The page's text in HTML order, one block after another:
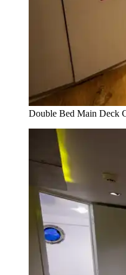
Double Bed Main Deck